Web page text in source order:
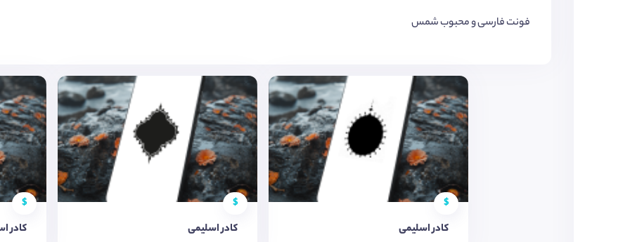
فونت فارسی و محبوب شمس
$
کادر اسلیمی
$
کادر اسلیمی
$
کادر